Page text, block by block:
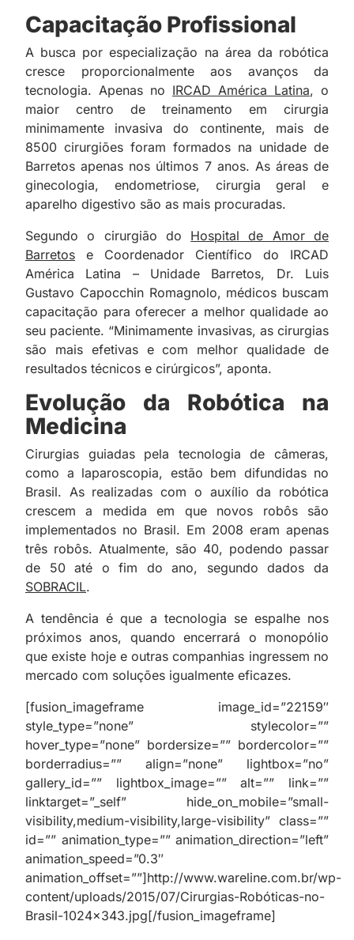
Capacitação Profissional
A busca por especialização na área da robótica
cresce proporcionalmente aos avanços da
tecnologia. Apenas no IRCAD América Latina, o
maior centro de treinamento em cirurgia
minimamente invasiva do continente, mais de
8500 cirurgiões foram formados na unidade de
Barretos apenas nos últimos 7 anos. As áreas de
ginecologia, endometriose, cirurgia geral e
aparelho digestivo são as mais procuradas.
Segundo o cirurgião do Hospital de Amor de
Barretos e Coordenador Científico do IRCAD
América Latina – Unidade Barretos, Dr. Luis
Gustavo Capocchin Romagnolo, médicos buscam
capacitação para oferecer a melhor qualidade ao
seu paciente. “Minimamente invasivas, as cirurgias
são mais efetivas e com melhor qualidade de
resultados técnicos e cirúrgicos”, aponta.
Evolução da Robótica na
Medicina
Cirurgias guiadas pela tecnologia de câmeras,
como a laparoscopia, estão bem difundidas no
Brasil. As realizadas com o auxílio da robótica
crescem a medida em que novos robôs são
implementados no Brasil. Em 2008 eram apenas
três robôs. Atualmente, são 40, podendo passar
de 50 até o fim do ano, segundo dados da
SOBRACIL.
A tendência é que a tecnologia se espalhe nos
próximos anos, quando encerrará o monopólio
que existe hoje e outras companhias ingressem no
mercado com soluções igualmente eficazes.
[fusion_imageframe image_id=”22159″
style_type=”none” stylecolor=””
hover_type=”none” bordersize=”” bordercolor=””
borderradius=”” align=”none” lightbox=”no”
gallery_id=”” lightbox_image=”” alt=”” link=””
linktarget=”_self” hide_on_mobile=”small-
visibility,medium-visibility,large-visibility” class=””
id=”” animation_type=”” animation_direction=”left”
animation_speed=”0.3″
animation_offset=””]http://www.wareline.com.br/wp-
content/uploads/2015/07/Cirurgias-Robóticas-no-
Brasil-1024×343.jpg[/fusion_imageframe]